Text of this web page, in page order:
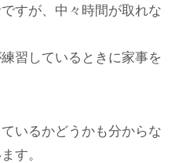
すが、中々時間が取れな
習しているときに家事を
いるかどうかも分からな
す。